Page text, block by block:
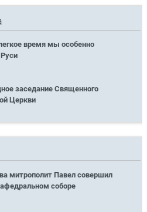
время мы особенно
заседание Священного
Церкви
митрополит Павел совершил
соборе